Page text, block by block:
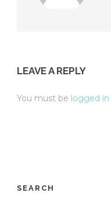
LEAVE A REPLY
You must be logged in
SEARCH